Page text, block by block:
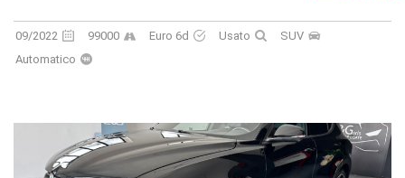
09/2022 99000 Euro 6d Usato
SUV
Automatico